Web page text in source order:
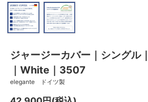
ジャージーカバー｜シング
｜White｜3507
elegante ドイツ製